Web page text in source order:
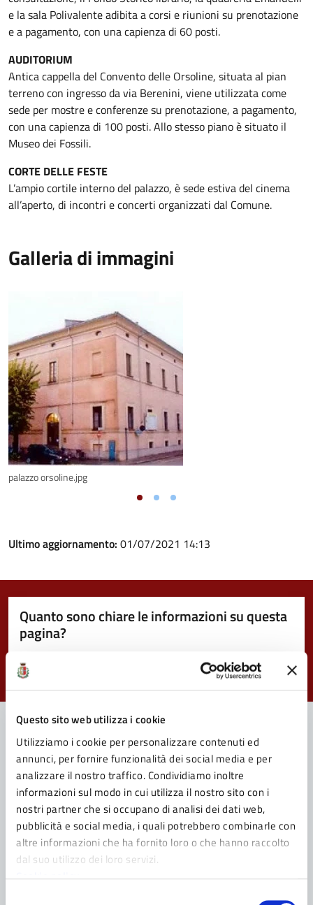
Questo sito web utilizza i cookie
Utilizziamo i cookie per personalizzare contenuti ed
annunci, per fornire funzionalità dei social media e per
analizzare il nostro traffico. Condividiamo inoltre
informazioni sul modo in cui utilizza il nostro sito con i
nostri partner che si occupano di analisi dei dati web,
pubblicità e social media, i quali potrebbero combinarle con
altre informazioni che ha fornito loro o che hanno raccolto
dal suo utilizzo dei loro servizi.
e la sala Polivalente adibita a corsi e riunioni su prenotazione
e a pagamento, con una capienza di 60 posti.
AUDITORIUM
Antica cappella del Convento delle Orsoline, situata al pian
terreno con ingresso da via Berenini, viene utilizzata come
sede per mostre e conferenze su prenotazione, a pagamento,
con una capienza di 100 posti. Allo stesso piano è situato il
Museo dei Fossili.
CORTE DELLE FESTE
L’ampio cortile interno del palazzo, è sede estiva del cinema
all’aperto, di incontri e concerti organizzati dal Comune.
Galleria di immagini
palazzo orsoline.jpg
Ultimo aggiornamento: 01/07/2021 14:13
Quanto sono chiare le informazioni su questa
pagina?
Valuta da 1 a 5 stelle la pagina
Valuta 1 stelle su 5
Contatta il Comune
Leggi le domande frequenti
Richiedi assistenza
Prenota appuntamento